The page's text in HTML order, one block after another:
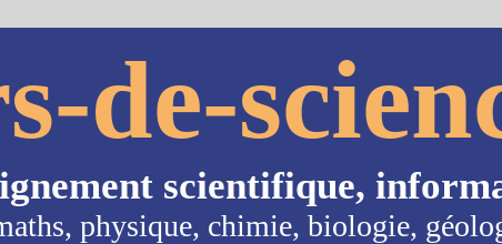
de-
scientifique,
physique, chimie, biologie,